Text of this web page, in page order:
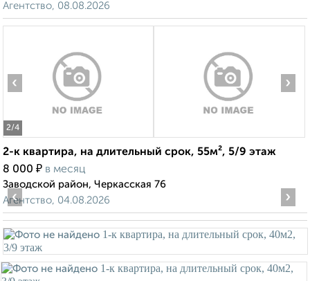
Агентство, 08.08.2026
2/4
‹ ›
2-к квартира, на длительный срок, 55м², 5/9 этаж
8 000 ₽ в месяц
Заводской район, Черкасская 76
Агентство, 04.08.2026
‹ ›